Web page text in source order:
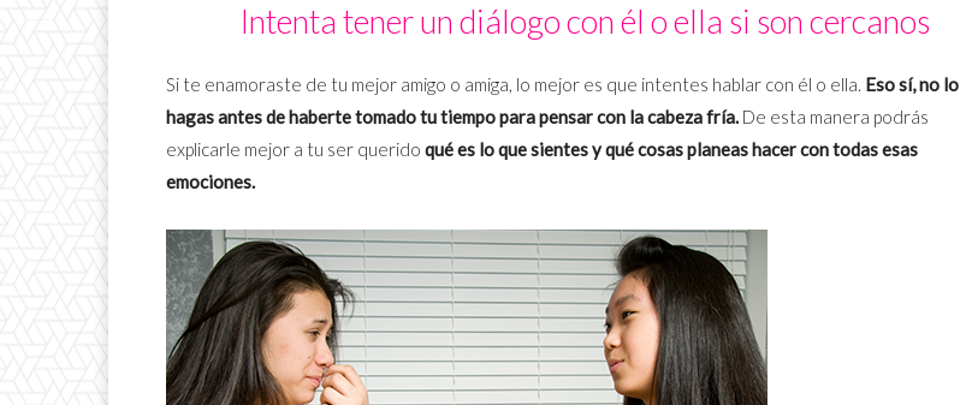
Intenta tener un diálogo con él o ella si son cercanos
Si te enamoraste de tu mejor amigo o amiga, lo mejor es que intentes hablar con él o ella. Eso sí, no lo
hagas antes de haberte tomado tu tiempo para pensar con la cabeza fría. De esta manera podrás
explicarle mejor a tu ser querido qué es lo que sientes y qué cosas planeas hacer con todas esas
emociones.